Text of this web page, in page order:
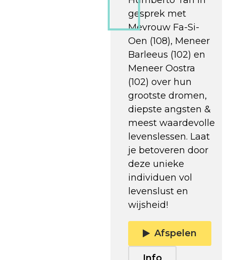
gesprek met
Mevrouw Fa-Si-
Oen (108), Meneer
Barleeus (102) en
Meneer Oostra
(102) over hun
grootste dromen,
diepste angsten &
meest waardevolle
levenslessen. Laat
je betoveren door
deze unieke
individuen vol
levenslust en
wijsheid!
Afspelen